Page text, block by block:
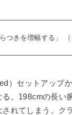
つきを増幅する」 （
）セットアップ
。198cmの長い
れてしまう。ク